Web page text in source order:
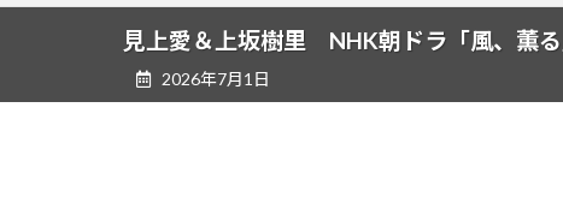
見上愛＆上坂樹里 NHK朝ドラ「風、薫
2026年7月1日